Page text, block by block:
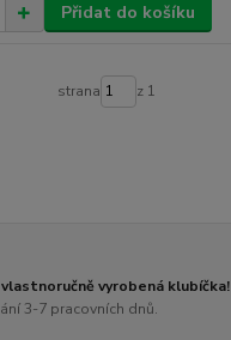
Přidat do košíku
strana z 1
vyrobená klubíčka!
3-7 pracovních dnů.